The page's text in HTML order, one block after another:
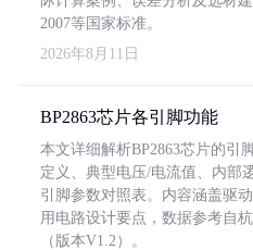
2007等国家标准。
2026年8月11日
BP2863芯片各引脚功能
本文详细解析BP2863芯片的引
定义、典型电压/电流值、内部
引脚参数对照表。内容涵盖驱
用电路设计要点，数据参考自
（版本V1.2）。